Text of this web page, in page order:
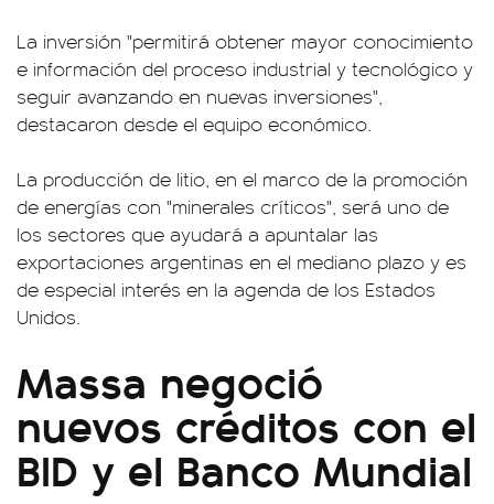
La inversión "permitirá obtener mayor conocimiento
e información del proceso industrial y tecnológico y
seguir avanzando en nuevas inversiones",
destacaron desde el equipo económico.
La producción de litio, en el marco de la promoción
de energías con "minerales críticos", será uno de
los sectores que ayudará a apuntalar las
exportaciones argentinas en el mediano plazo y es
de especial interés en la agenda de los Estados
Unidos.
Massa negoció
nuevos créditos con el
BID y el Banco Mundial